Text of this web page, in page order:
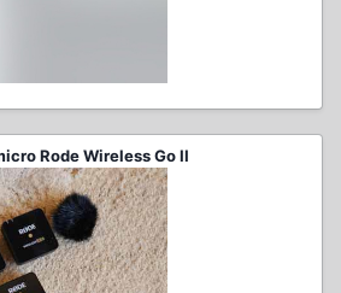
Rode Wireless Go II